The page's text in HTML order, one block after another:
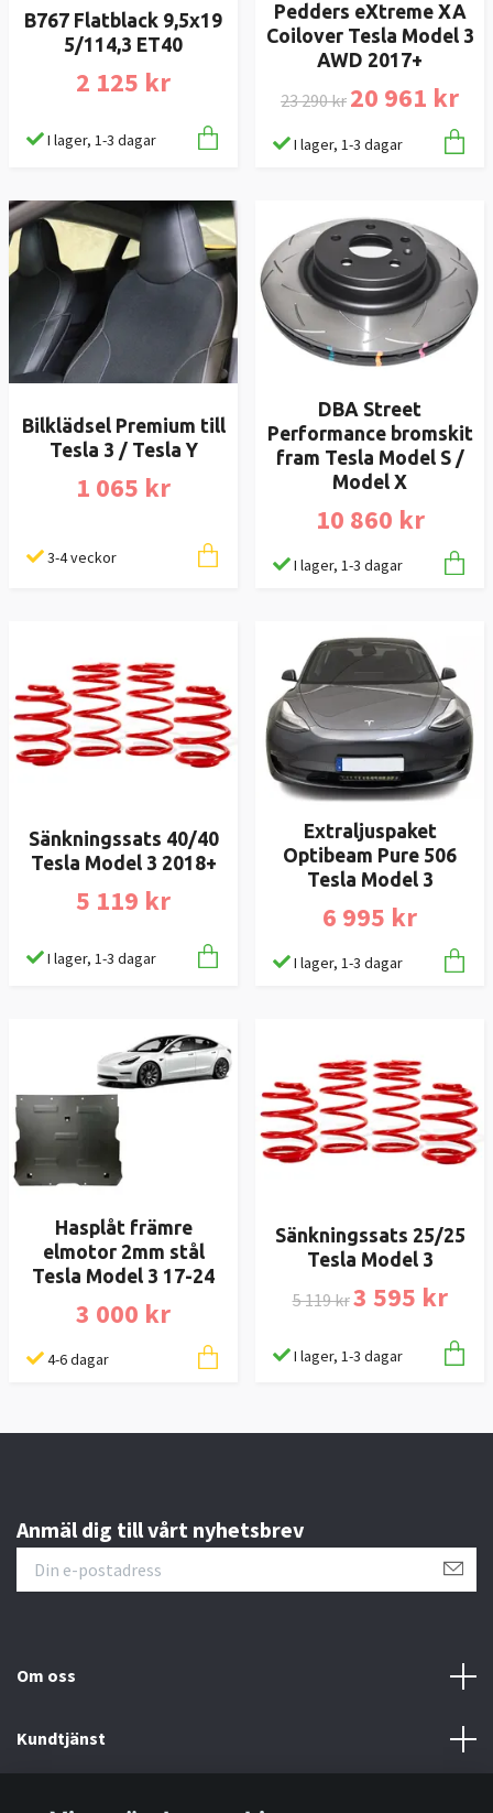
B767 Flatblack 9,5x19
5/114,3 ET40
2 125 kr
I lager, 1-3 dagar
Pedders eXtreme XA
Coilover Tesla Model 3
AWD 2017+
23 290 kr 20 961 kr
I lager, 1-3 dagar
Bilklädsel Premium till
Tesla 3 / Tesla Y
1 065 kr
3-4 veckor
DBA Street
Performance bromskit
fram Tesla Model S /
Model X
10 860 kr
I lager, 1-3 dagar
Sänkningssats 40/40
Tesla Model 3 2018+
5 119 kr
I lager, 1-3 dagar
Extraljuspaket
Optibeam Pure 506
Tesla Model 3
6 995 kr
I lager, 1-3 dagar
Hasplåt främre
elmotor 2mm stål
Tesla Model 3 17-24
3 000 kr
4-6 dagar
Sänkningssats 25/25
Tesla Model 3
5 119 kr3 595 kr
I lager, 1-3 dagar
Anmäl dig till vårt nyhetsbrev
Om oss
Kundtjänst